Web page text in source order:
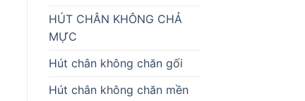
HÚT CHÂN KHÔNG CHẢ
MỰC
Hút chân không chăn gối
Hút chân không chăn mền